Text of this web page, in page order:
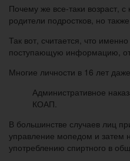
Почему же все-таки возраст,
родители подростков, но
Так вот, считается, что
поступающую информацию,
Многие личности в 16 лет
Административное
КОАП.
В большинстве случаев лиц
управление мопедом и затем
употреблению спиртного в